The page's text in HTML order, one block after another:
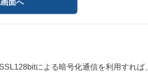
による暗号化通信を利用すれば